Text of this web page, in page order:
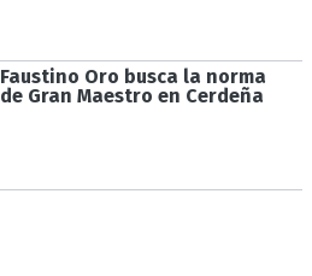
Faustino Oro busca la norma
de Gran Maestro en Cerdeña